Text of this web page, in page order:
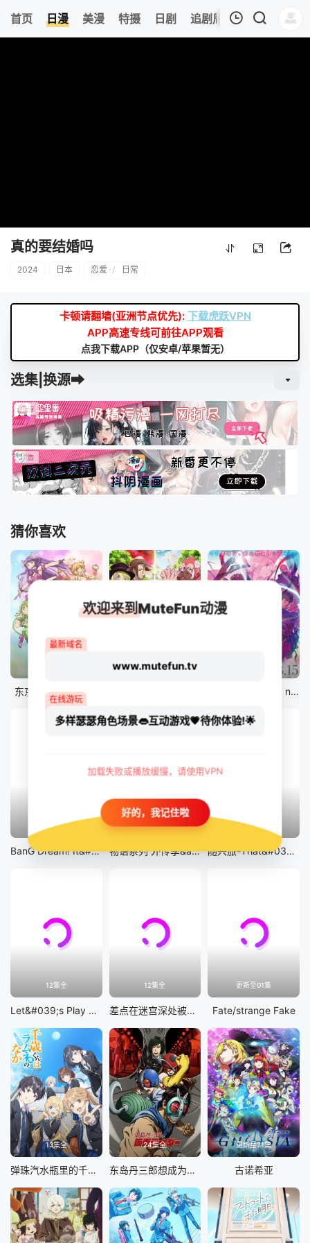
首页 日漫 美漫 特摄 日剧 追剧周表 今日更新
真的要结婚吗
2024 日本 恋爱 / 日常
卡顿请翻墙(亚洲节点优先): 下载虎跃VPN
APP高速专线可前往APP观看
点我下载APP（仅安卓/苹果暂无）
选集|换源➡
猜你喜欢
东京猫猫 NEW～♡
12集全
剧场版 Fate/stay night [Heaven&#039;s Feel] III.spring song
13集全
BanG Dream! It&#039;s MyGO!!!!!
14集全
物语系列 外传季&amp;怪物季
12集全
随兴旅-That&#039;s Journey-
12集全
Let&#039;s Play 充满挑战的人生
12集全
差点在迷宫深处被信任的伙伴杀掉，但靠着天赐技能「无限扭蛋」获得等级9999的伙伴，我要向前队友和世界展开复仇&amp;「给他们好看！」
更新至01集
Fate/strange Fake
13集全
弹珠汽水瓶里的千岁同学
24集全
东岛丹三郎想成为假面骑士
更新至21集
古诺希亚
欢迎来到MuteFun动漫
最新域名
www.mutefun.tv
在线游玩
多样瑟瑟角色场景👄互动游戏💗待你体验!🌟
加载失败或播放缓慢，请使用VPN
好的，我记住啦